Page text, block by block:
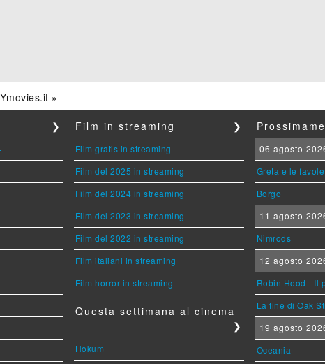
»
❯ Film in streaming ❯
Film gratis in streaming
Film del 2025 in streaming
Film del 2024 in streaming
Film del 2023 in streaming
Film del 2022 in streaming
Film italiani in streaming
Film horror in streaming
Questa settimana al cinema
❯
Hokum
06 agosto
Greta e le
Borgo
11 agosto
Nimrods
12 agosto
Robin Hood - Il
La fine di Oak
19 agosto
Oceania